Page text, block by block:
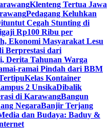
Klenteng Tertua Jawa
Pedagang Keluhkan
Cegah Stunting di
Rp100 Ribu per
Ekonomi Masyarakat Lesu
Berprestasi dari
Derita Tahunan Warga
ramai Pindah dari BBM
Kelas Kontainer
2 UnsikaDibalik
di KarawangBangun
NegaraBanjir Terjang
dan Budaya: Baduy &